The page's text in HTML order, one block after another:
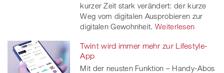
kurzer Zeit stark verändert: der kurze
Weg vom digitalen Ausprobieren zur
digitalen Gewohnheit. Weiterlesen
Twint wird immer mehr zur Lifestyle-
App
Mit der neusten Funktion – Handy-Abos